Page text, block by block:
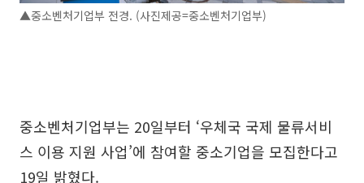
▲중소벤처기업부 전경. (사진제공=중소벤처기업부)
중소벤처기업부는 20일부터 ‘우체국 국제 물류서비
스 이용 지원 사업’에 참여할 중소기업을 모집한다고
19일 밝혔다.